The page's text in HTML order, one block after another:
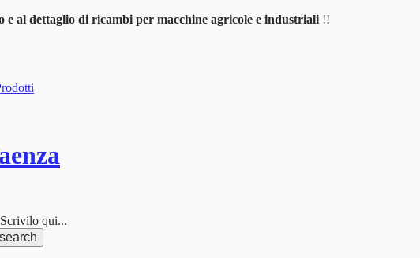
e al dettaglio di ricambi per macchine agricole e industriali !!
qui...